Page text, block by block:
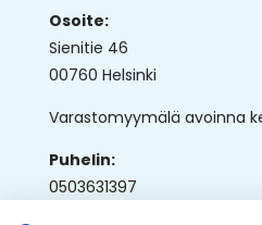
Osoite:
Sienitie 46
00760 Helsinki
Varastomyymälä avoinna
Puhelin:
0503631397